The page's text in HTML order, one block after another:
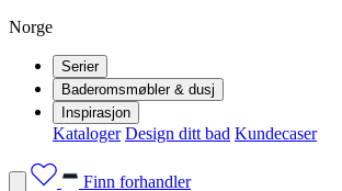
Norge
Serier
Baderomsmøbler & dusj
Inspirasjon
Kataloger Design ditt bad Kundecaser
Finn forhandler